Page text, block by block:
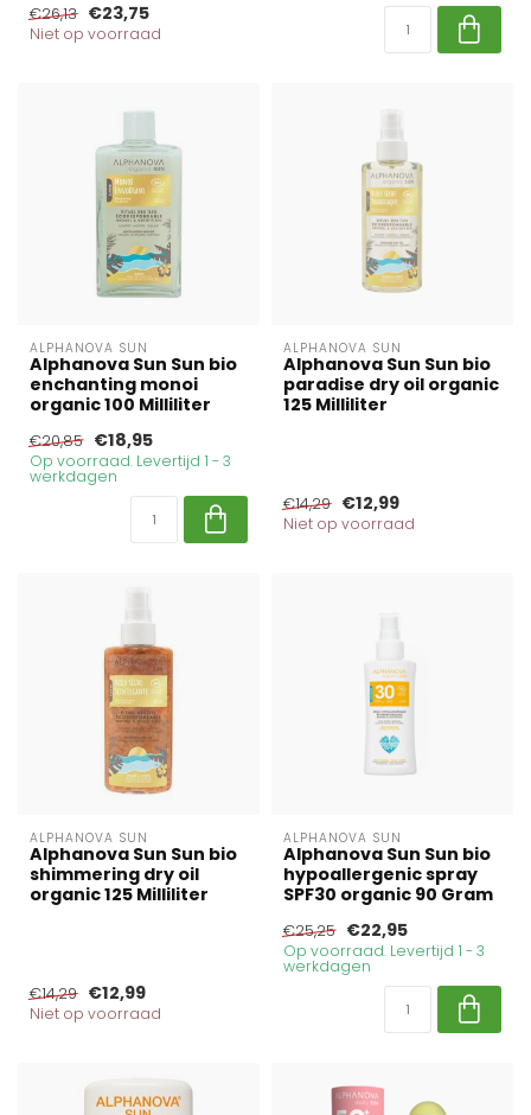
€26,13 €23,75
Niet op voorraad
ALPHANOVA SUN
Alphanova Sun Sun bio
enchanting monoi
organic 100 Milliliter
€20,85 €18,95
Op voorraad. Levertijd 1 - 3
werkdagen
ALPHANOVA SUN
Alphanova Sun Sun bio
paradise dry oil organic
125 Milliliter
€14,29 €12,99
Niet op voorraad
ALPHANOVA SUN
Alphanova Sun Sun bio
shimmering dry oil
organic 125 Milliliter
€14,29 €12,99
Niet op voorraad
ALPHANOVA SUN
Alphanova Sun Sun bio
hypoallergenic spray
SPF30 organic 90 Gram
€25,25 €22,95
Op voorraad. Levertijd 1 - 3
werkdagen